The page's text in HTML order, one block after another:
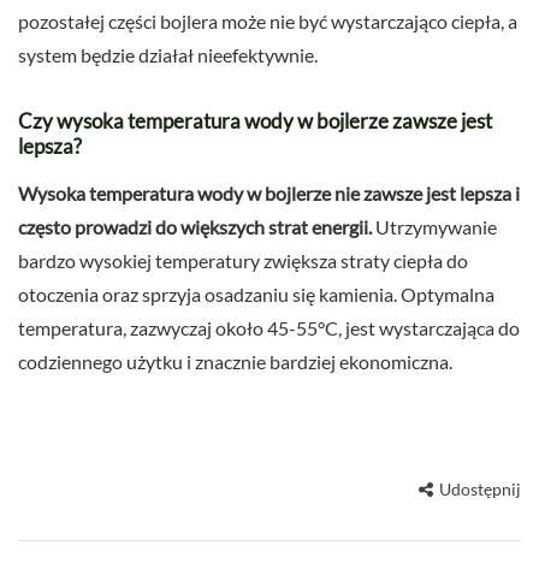
pozostałej części bojlera może nie być wystarczająco ciepła, a
system będzie działał nieefektywnie.
Czy wysoka temperatura wody w bojlerze zawsze jest
lepsza?
Wysoka temperatura wody w bojlerze nie zawsze jest lepsza i
często prowadzi do większych strat energii.Utrzymywanie
bardzo wysokiej temperatury zwiększa straty ciepła do
otoczenia oraz sprzyja osadzaniu się kamienia. Optymalna
temperatura, zazwyczaj około 45-55°C, jest wystarczająca do
codziennego użytku i znacznie bardziej ekonomiczna.
Udostępnij